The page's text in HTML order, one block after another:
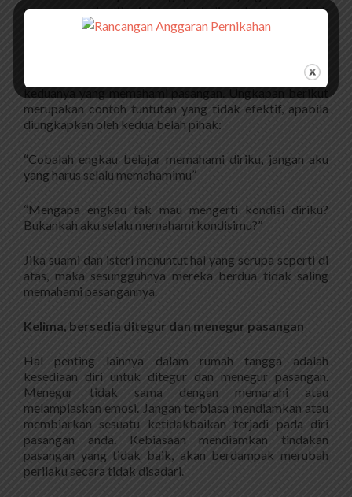
pasangan anda. Jika ini yang terjadi, kedua belah pihak
akan saling memahami.
Seandainya kedua pihak menuntut dipahami oleh
pasangannya, maka yang terjadi tak ada satupun dari
keduanya yang memahami pasangan. Ungkapan berikut
merupakan contoh tuntutan yang tidak efektif, apabila
diungkapkan oleh kedua belah pihak:
“Cobalah engkau belajar memahami diriku, jangan aku
yang harus selalu memahamimu”
“Mengapa engkau tak mau mengerti kondisi diriku?
Bukankah aku selalu memahami kondisimu?”
Jika suami dan isteri menuntut hal yang serupa seperti di
atas, maka sesungguhnya mereka berdua tidak saling
memahami pasangannya.
Kelima, bersedia ditegur dan menegur pasangan
Hal penting lainnya dalam rumah tangga adalah
kesediaan diri untuk ditegur dan menegur pasangan.
Menegur tidak sama dengan memarahi atau
melampiaskan emosi. Jangan terbiasa mendiamkan atau
membiarkan sesuatu ketidakbaikan terjadi pada diri
pasangan anda. Kebiasaan mendiamkan tindakan
pasangan yang tidak baik, akan berdampak merubah
perilaku secara tidak disadari.